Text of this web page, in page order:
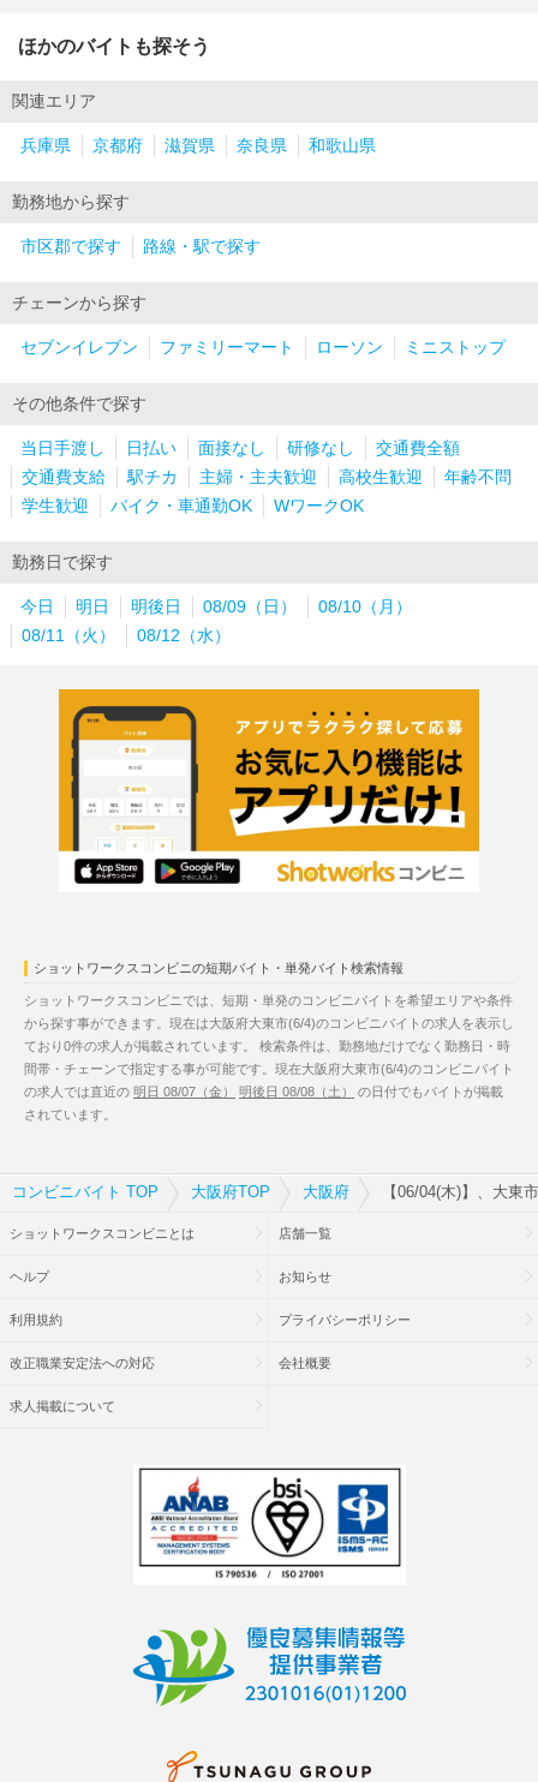
ほかのバイトも探そう
関連エリア
兵庫県 京都府 滋賀県 奈良県 和歌山県
勤務地から探す
市区郡で探す 路線・駅で探す
チェーンから探す
セブンイレブン ファミリーマート ローソン ミニストップ
その他条件で探す
当日手渡し 日払い 面接なし 研修なし
交通費全額
交通費支給
駅チカ 主婦・主夫歓迎 高校生歓迎
年齢不問
学生歓迎
バイク・車通勤OK WワークOK
勤務日で探す
今日 明日 明後日 08/09（日）
08/10（月）
08/11（火）
08/12（水）
ショットワークスコンビニの短期バイト・単発バイト検索情報
ショットワークスコンビニでは、短期・単発のコンビニバイトを希望エリアや条件
から探す事ができます。現在は大阪府大東市(6/4)のコンビニバイトの求人を表示し
ており0件の求人が掲載されています。 検索条件は、勤務地だけでなく勤務日・時
間帯・チェーンで指定する事が可能です。現在大阪府大東市(6/4)のコンビニバイト
の求人では直近の 明日 08/07（金） 明後日 08/08（土）
の日付でもバイトが掲載
されています。
コンビニバイト TOP 大阪府TOP 大阪府 【06/04(木)】、大東
ショットワークスコンビニとは 店舗一覧
ヘルプ お知らせ
利用規約 プライバシーポリシー
改正職業安定法への対応 会社概要
求人掲載について